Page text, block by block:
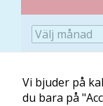
Vi bjuder på
du bara på